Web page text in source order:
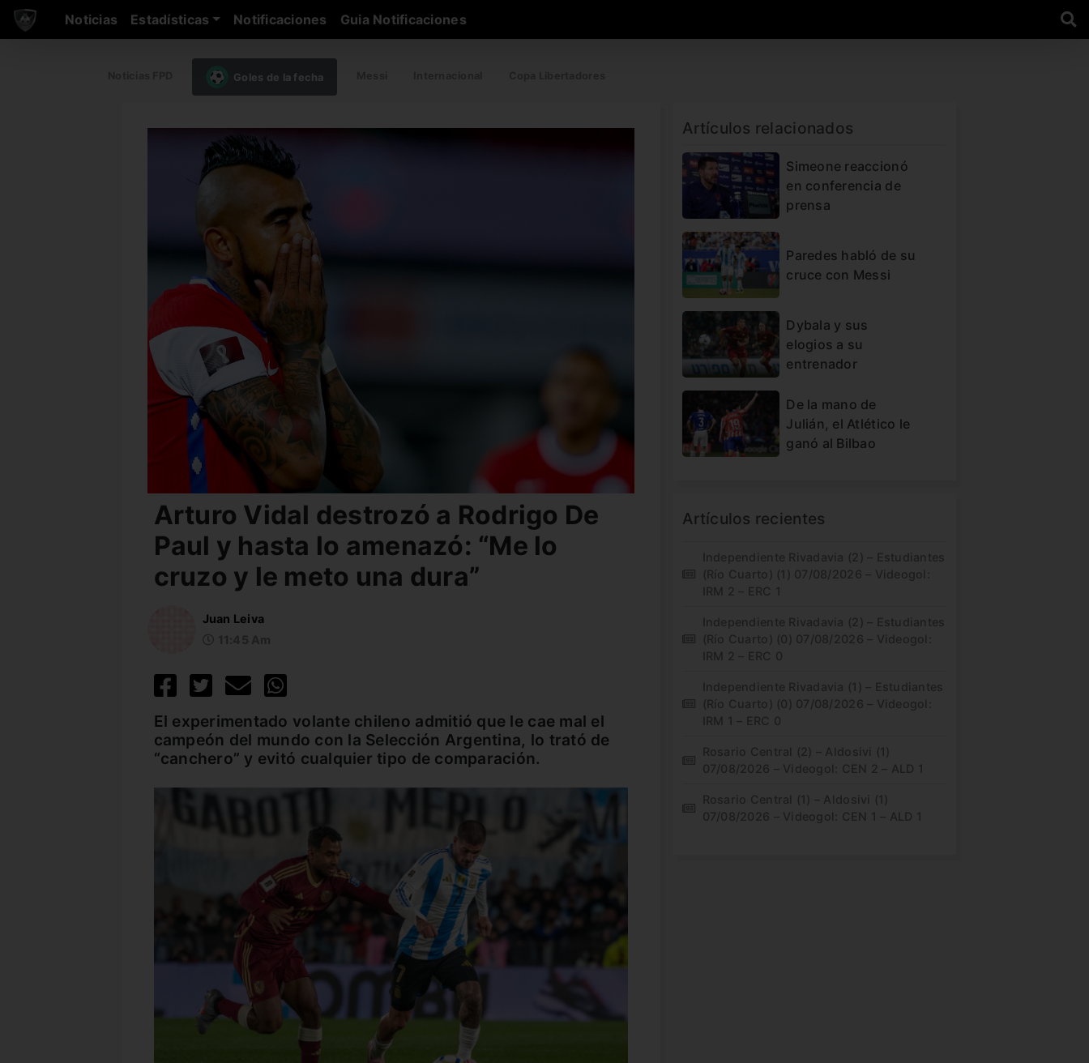
Noticias Estadísticas Notificaciones Guia Notificaciones
Goles de la fecha
Arturo Vidal destrozó a Rodrigo De
Paul y hasta lo amenazó: “Me lo
cruzo y le meto una dura”
Juan Leiva
El experimentado volante chileno admitió que le cae mal el
campeón del mundo con la Selección Argentina, lo trató de
“canchero” y evitó cualquier tipo de comparación.
Artículos relacionados
Simeone reaccionó
en conferencia de
prensa
Paredes habló de su
cruce con Messi
Dybala y sus
elogios a su
entrenador
De la mano de
Julián, el Atlético le
ganó al Bilbao
Artículos recientes
Independiente Rivadavia (2) – Estudiantes
(Río Cuarto) (1) 07/08/2026 – Videogol:
IRM 2 – ERC 1
Independiente Rivadavia (2) – Estudiantes
(Río Cuarto) (0) 07/08/2026 – Videogol:
IRM 2 – ERC 0
Independiente Rivadavia (1) – Estudiantes
(Río Cuarto) (0) 07/08/2026 – Videogol:
IRM 1 – ERC 0
Rosario Central (2) – Aldosivi (1)
07/08/2026 – Videogol: CEN 2 – ALD 1
Rosario Central (1) – Aldosivi (1)
07/08/2026 – Videogol: CEN 1 – ALD 1